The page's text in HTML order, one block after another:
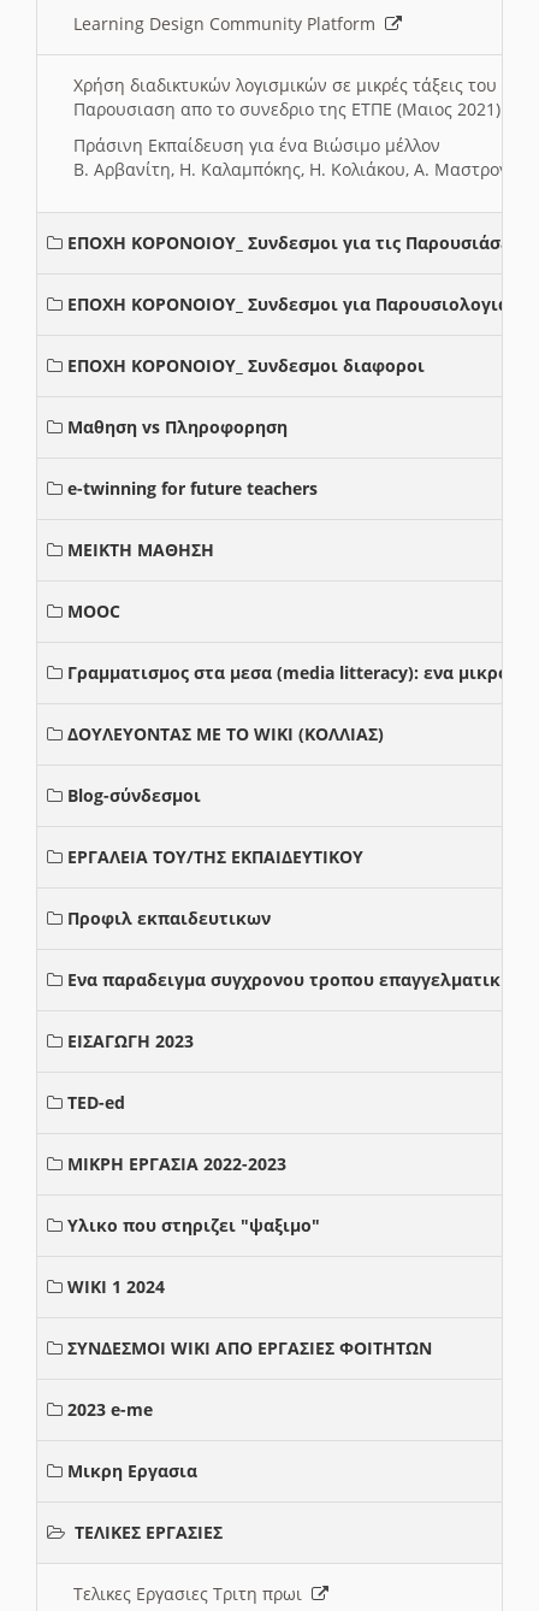
Learning Design Community Platform
Χρήση διαδικτυκών λογισμικών σε μικρές τάξεις του
Παρουσιαση απο το συνεδριο της ΕΤΠΕ (Μαιος 2021)
Πράσινη Εκπαίδευση για ένα Βιώσιμο μέλλον
Β. Αρβανίτη, Η. Καλαμπόκης, Η. Κολιάκου, Α.
ΕΠΟΧΗ ΚΟΡΟΝΟΙΟΥ_ Συνδεσμοι για τις Παρουσιάσεις
ΕΠΟΧΗ ΚΟΡΟΝΟΙΟΥ_ Συνδεσμοι για Παρουσιολογια
ΕΠΟΧΗ ΚΟΡΟΝΟΙΟΥ_ Συνδεσμοι διαφοροι
Μαθηση vs Πληροφορηση
e-twinning for future teachers
ΜΕΙΚΤΗ ΜΑΘΗΣΗ
MOOC
Γραμματισμος στα μεσα (media litteracy): ενα μικρο
ΔΟΥΛΕΥΟΝΤΑΣ ΜΕ ΤΟ WIKI (ΚΟΛΛΙΑΣ)
Blog-σύνδεσμοι
ΕΡΓΑΛΕΙΑ ΤΟΥ/ΤΗΣ ΕΚΠΑΙΔΕΥΤΙΚΟΥ
Προφιλ εκπαιδευτικων
Ενα παραδειγμα συγχρονου τροπου επαγγελματικης
ΕΙΣΑΓΩΓΗ 2023
TED-ed
ΜΙΚΡΗ ΕΡΓΑΣΙΑ 2022-2023
Υλικο που στηριζει "ψαξιμο"
WIKI 1 2024
ΣΥΝΔΕΣΜΟΙ WIKI ΑΠΟ ΕΡΓΑΣΙΕΣ ΦΟΙΤΗΤΩΝ
2023 e-me
Μικρη Εργασια
ΤΕΛΙΚΕΣ ΕΡΓΑΣΙΕΣ
Τελικες Εργασιες Τριτη πρωι